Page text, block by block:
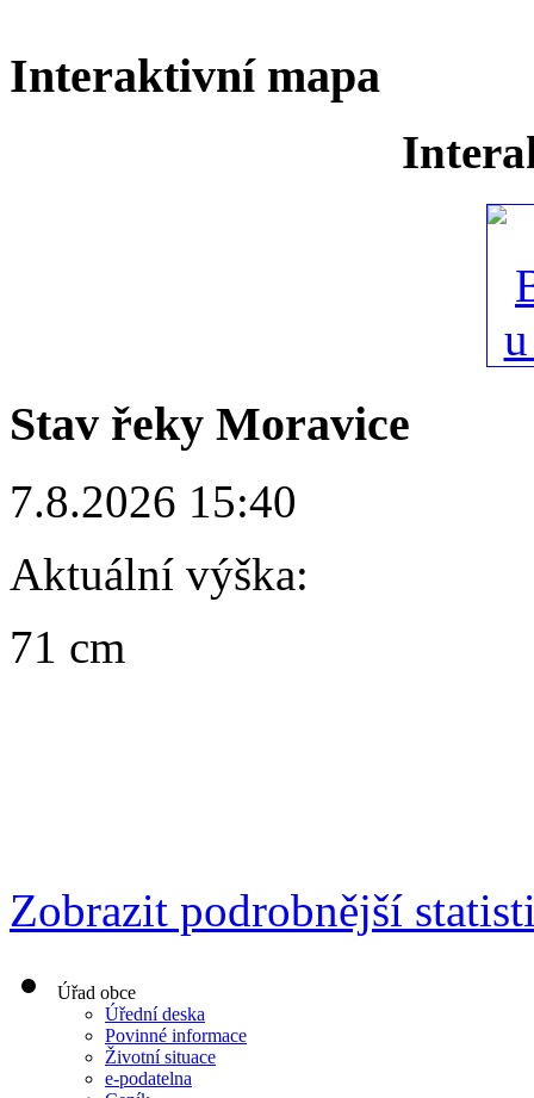
Interaktivní mapa
Stav řeky Moravice
7.8.2026 15:40
Aktuální výška:
71 cm
Zobrazit podrobnější
Úřad obce
Úřední deska
Povinné informace
Životní situace
e-podatelna